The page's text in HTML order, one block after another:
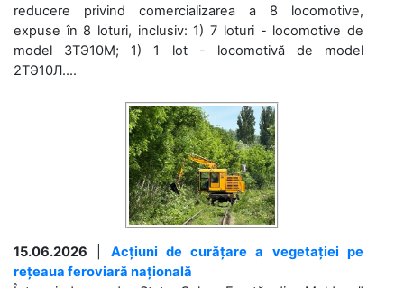
reducere privind comercializarea a 8 locomotive,
expuse în 8 loturi, inclusiv: 1) 7 loturi - locomotive de
model 3ТЭ10М; 1) 1 lot - locomotivă de model
2ТЭ10Л....
15.06.2026
Acțiuni de curățare a vegetației pe
rețeaua feroviară națională